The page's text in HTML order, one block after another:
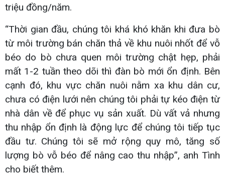
triệu đồng/năm.
“Thời gian đầu, chúng tôi khá khó khăn khi đưa bò
từ môi trường bán chăn thả về khu nuôi nhốt để vỗ
béo do bò chưa quen môi trường chật hẹp, phải
mất 1-2 tuần theo dõi thì đàn bò mới ổn định. Bên
cạnh đó, khu vực chăn nuôi nằm xa khu dân cư,
chưa có điện lưới nên chúng tôi phải tự kéo điện từ
nhà dân về để phục vụ sản xuất. Dù vất vả nhưng
thu nhập ổn định là động lực để chúng tôi tiếp tục
đầu tư. Chúng tôi sẽ mở rộng quy mô, tăng số
lượng bò vỗ béo để nâng cao thu nhập”, anh Tình
cho biết thêm.